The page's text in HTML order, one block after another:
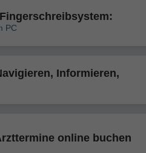
PC
Informieren,
online buchen